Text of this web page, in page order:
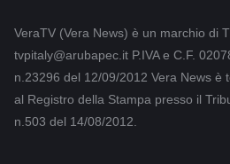
VeraTV (Vera News) è un marchio di
tvpitaly@arubapec.it P.IVA e C.F.
n.23296 del 12/09/2012 Vera News è
al Registro della Stampa presso il
n.503 del 14/08/2012.